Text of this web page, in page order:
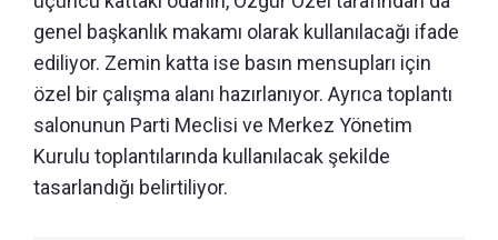
genel başkanlık makamı olarak kullanılacağı ifade
ediliyor. Zemin katta ise basın mensupları için
özel bir çalışma alanı hazırlanıyor. Ayrıca toplantı
salonunun Parti Meclisi ve Merkez Yönetim
Kurulu toplantılarında kullanılacak şekilde
tasarlandığı belirtiliyor.